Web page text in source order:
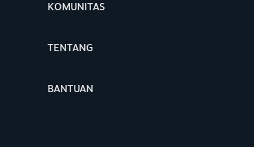
KOMUNITAS
TENTANG
BANTUAN